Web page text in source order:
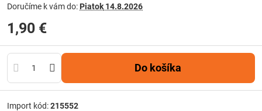
Doručíme k vám do: Piatok 14.8.2026
1,90 €
Do košíka
Import kód:215552